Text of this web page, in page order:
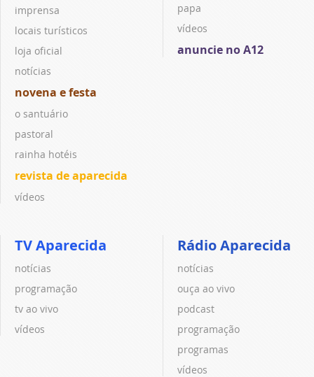
imprensa
locais turísticos
loja oficial
notícias
novena e festa
o santuário
pastoral
rainha hotéis
revista de aparecida
vídeos
papa
vídeos
anuncie no A12
TV Aparecida
notícias
programação
tv ao vivo
vídeos
Rádio Aparecida
notícias
ouça ao vivo
podcast
programação
programas
vídeos